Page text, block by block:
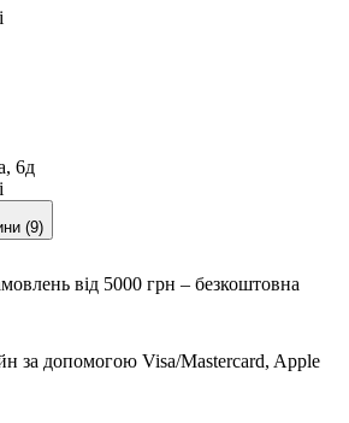
6д
(9)
від 5000 грн – безкоштовна
за допомогою Visa/Mastercard, Apple